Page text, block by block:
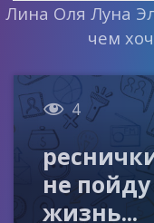
Лина Оля Луна
чем
 4
не
жизнь...